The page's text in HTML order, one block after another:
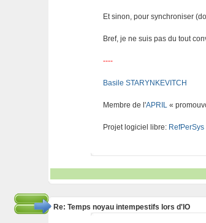
Et sinon, pour synchroniser
Bref, je ne suis pas du tout
----
Basile STARYNKEVITCH
Membre de l'APRIL «
Projet logiciel libre: RefPerSys
Re: Temps noyau intempestifs lors d'IO